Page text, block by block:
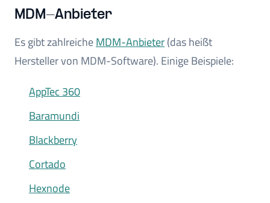
MDM-Anbieter
Es gibt zahlreicheMDM-Anbieter(das heißt
Hersteller von MDM-Software). Einige Beispiele:
AppTec 360
Baramundi
Blackberry
Cortado
Hexnode